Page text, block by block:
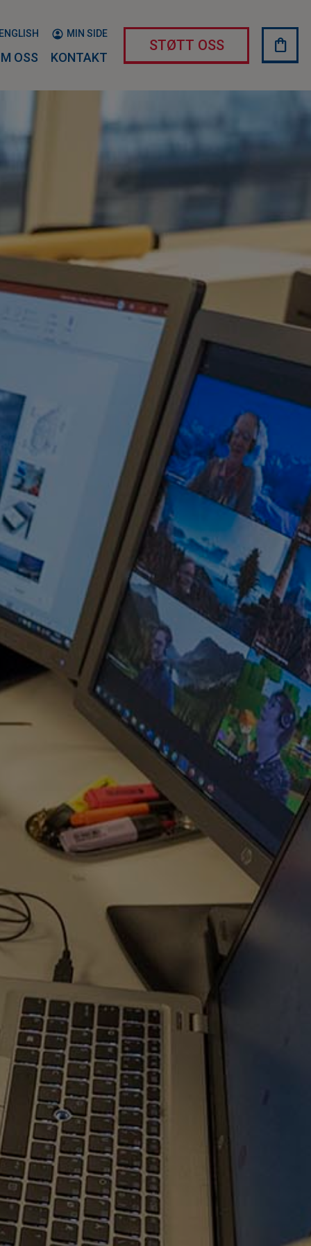
MIN SIDE
OSS KONTAKT
STØTT OSS shopping_bag